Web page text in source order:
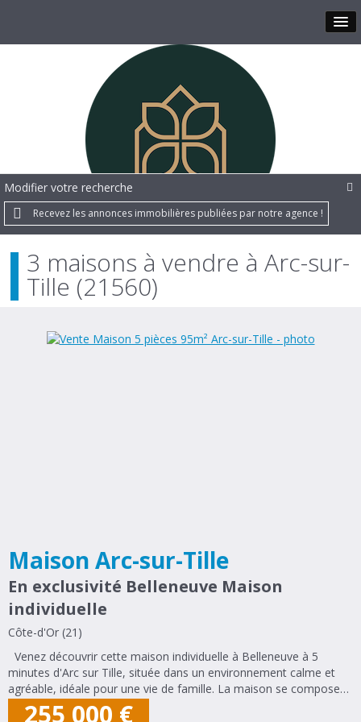
Modifier votre recherche
Recevez les annonces immobilières publiées par notre agence !
3 maisons à vendre à Arc-sur-
Tille (21560)
Maison Arc-sur-Tille
En exclusivité Belleneuve Maison
individuelle
Côte-d'Or (21)
minutes d'Arc sur Tille, située dans un environnement calme et
agréable, idéale pour une vie de famille. La maison se compose
de plain-pied de : 3 chambres un grand salon / séjour lumineux
255 000 €